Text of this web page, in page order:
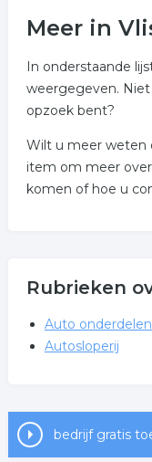
Meer in
In onderstaande
weergegeven.
opzoek bent?
Wilt u meer weten
item om meer
komen of hoe u
Rubrieken
Auto onderdelen
Autosloperij
bedrijf gratis